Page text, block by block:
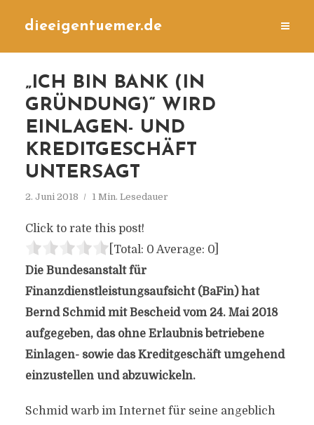
dieeigentuemer.de
„ICH BIN BANK (IN
GRÜNDUNG)“ WIRD
EINLAGEN- UND
KREDITGESCHÄFT
UNTERSAGT
2. Juni 2018 1 Min. Lesedauer
Click to rate this post!
[Total: 0 Average: 0]
Die Bundesanstalt für
Finanzdienstleistungsaufsicht (BaFin) hat
Bernd Schmid mit Bescheid vom 24. Mai 2018
aufgegeben, das ohne Erlaubnis betriebene
Einlagen- sowie das Kreditgeschäft umgehend
einzustellen und abzuwickeln.
Schmid warb im Internet für seine angeblich